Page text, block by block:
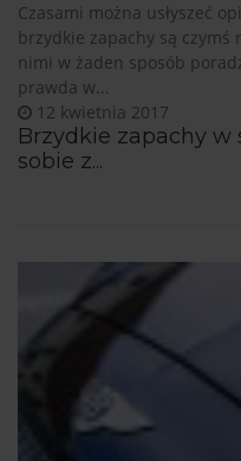
Brzydkie zapachy w
sobie z...
12 kwietnia 2017
Czasami można usłyszeć
brzydkie zapachy są
nimi w żaden sposób
prawda w...